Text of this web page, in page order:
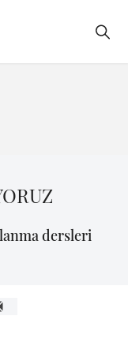
dersleri